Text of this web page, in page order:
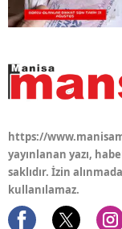
https://
yayınlanan yazı,
saklıdır. İzin
kullanılamaz.